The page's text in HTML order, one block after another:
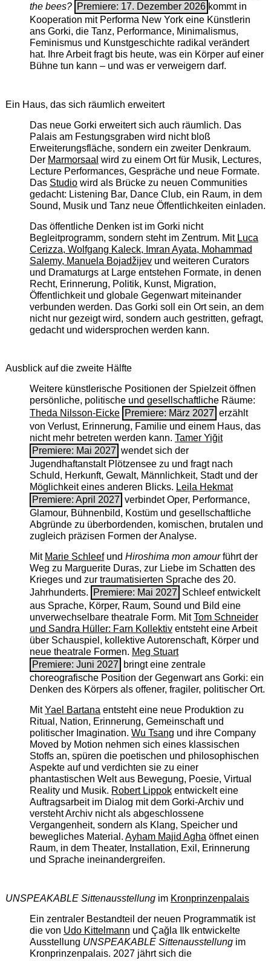
the bees? Premiere: 17. Dezember 2026 kommt in
Kooperation mit Performa New York eine Künstlerin
ans Gorki, die Tanz, Performance, Minimalismus,
Feminismus und Kunstgeschichte radikal verändert
hat. Ihre Arbeit fragt bis heute, was ein Körper auf einer
Bühne tun kann – und was er verweigern darf.
Ein Haus, das sich räumlich erweitert
Das neue Gorki erweitert sich auch räumlich. Das
Palais am Festungsgraben wird nicht bloß
Erweiterungsfläche, sondern ein zweiter Denkraum.
Der Marmorsaal wird zu einem Ort für Musik, Lectures,
Lecture Performances, Gespräche und neue Formate.
Das Studiowird als Brücke zu neuen Communities
gedacht: Listening Bar, Dance Club, ein Raum, in dem
Sound, Musik und Tanz neue Öffentlichkeiten einladen.
Das öffentliche Denken ist im Gorki nicht
Begleitprogramm, sondern steht im Zentrum. Mit Luca
Cerizza, Wolfgang Kaleck, Imran Ayata, Mohammad
Salemy, Manuela Bojadžijevund weiteren Curators
und Dramaturgs at Large entstehen Formate, in denen
Recht, Erinnerung, Politik, Kunst, Migration,
Öffentlichkeit und globale Gegenwart miteinander
verbunden werden. Das Gorki soll ein Ort sein, an dem
nicht nur gezeigt wird, sondern auch gestritten, gefragt,
gedacht und widersprochen werden kann.
Ausblick auf die zweite Hälfte
Weitere künstlerische Positionen der Spielzeit öffnen
persönliche, politische und gesellschaftliche Räume:
Theda Nilsson-Eicke Premiere: März 2027 erzählt
von Verlust, Erinnerung, Familie und einem Haus, das
nicht mehr betreten werden kann. Tamer Yiğit
Premiere: Mai 2027 wendet sich der
Jugendhaftanstalt Plötzensee zu und fragt nach
Schuld, Herkunft, Gewalt, Männlichkeit, Stadt und der
Möglichkeit eines anderen Blicks. Leila Hekmat
Premiere: April 2027 verbindet Oper, Performance,
Glamour, Bühnenbild, Kostüm und gesellschaftliche
Abgründe zu überbordenden, komischen, brutalen und
zugleich präzisen Formen der Analyse.
Mit Marie Schleefund Hiroshima mon amourführt der
Weg zu Marguerite Duras, zur Liebe im Schatten des
Krieges und zur traumatisierten Sprache des 20.
Jahrhunderts.
Premiere: Mai 2027 Schleef entwickelt
aus Sprache, Körper, Raum, Sound und Bild eine
unverwechselbare theatrale Form. MitTom Schneider
und Sandra Hüller: Farn Kollektiventsteht eine Arbeit
über Schauspiel, kollektive Autorenschaft, Körper und
neue theatrale Formen. Meg Stuart
Premiere: Juni 2027
bringt eine zentrale
choreografische Position der Gegenwart ans Gorki: ein
Denken des Körpers als offener, fragiler, politischer Ort.
MitYael Bartanaentsteht eine neue Produktion zu
Ritual, Nation, Erinnerung, Gemeinschaft und
politischer Imagination. Wu Tsang und ihre Company
Moved by Motion nehmen sich eines klassischen
Stoffs an, spüren die poetischen und philosophischen
Aspekte auf und verdichten sie zu einer
phantastischen Welt aus Bewegung, Poesie, Virtual
Reality und Musik. Robert Lippokentwickelt eine
Auftragsarbeit im Dialog mit dem Gorki-Archiv und
versteht Archiv nicht als abgeschlossene
Vergangenheit, sondern als Klang, Speicher und
bewegliches Material. Ayham Majid Aghaöffnet einen
Raum, in dem Theater, Installation, Exil, Erinnerung
und Sprache ineinandergreifen.
UNSPEAKABLE Sittenausstellungim Kronprinzenpalais
Ein zentraler Bestandteil der neuen Programmatik ist
die von Udo Kittelmann und Çağla Ilk entwickelte
Ausstellung UNSPEAKABLE Sittenausstellungim
Kronprinzenpalais. 2027 jährt sich die